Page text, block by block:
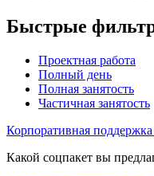
Быстрые
Проектная работа
Полный день
Полная занятость
Частичная занятость
Корпоративная поддержка
Какой соцпакет вы